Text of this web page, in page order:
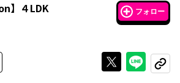
】 ４LDK フォロー
Xで投稿する
ライン
コピー